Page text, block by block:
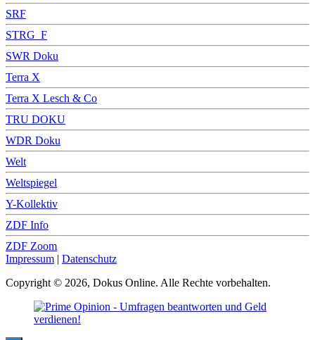
SRF
STRG_F
SWR Doku
Terra X
Terra X Lesch & Co
TRU DOKU
WDR Doku
Welt
Weltspiegel
Y-Kollektiv
ZDF Info
ZDF Zoom
Impressum | Datenschutz
Copyright © 2026, Dokus Online. Alle Rechte vorbehalten.